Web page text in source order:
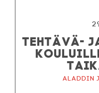
TEHTÄVÄ-
Aladdin